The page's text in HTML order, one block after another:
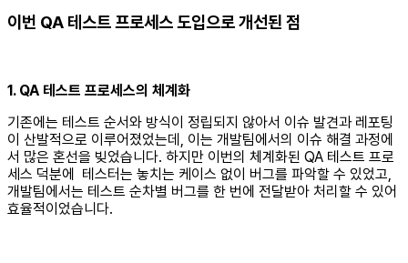
이번 QA 테스트 프로세스 도입으로 개선된 점
1. QA 테스트 프로세스의 체계화
기존에는 테스트 순서와 방식이 정립되지 않아서 이슈 발견과 레포팅
이 산발적으로 이루어졌었는데, 이는 개발팀에서의 이슈 해결 과정에
서 많은 혼선을 빚었습니다. 하지만 이번의 체계화된 QA 테스트 프로
세스 덕분에 테스터는 놓치는 케이스 없이 버그를 파악할 수 있었고,
개발팀에서는 테스트 순차별 버그를 한 번에 전달받아 처리할 수 있어
효율적이었습니다.